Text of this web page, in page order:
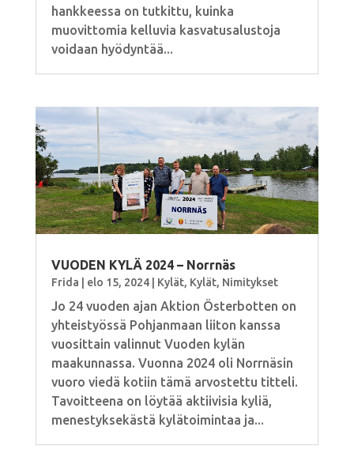
hankkeessa on tutkittu, kuinka
muovittomia kelluvia kasvatusalustoja
voidaan hyödyntää...
VUODEN KYLÄ 2024 – Norrnäs
Frida elo 15, 2024| Kylät, Kylät, Nimitykset
Jo 24 vuoden ajan Aktion Österbotten on
yhteistyössä Pohjanmaan liiton kanssa
vuosittain valinnut Vuoden kylän
maakunnassa. Vuonna 2024 oli Norrnäsin
vuoro viedä kotiin tämä arvostettu titteli.
Tavoitteena on löytää aktiivisia kyliä,
menestyksekästä kylätoimintaa ja...